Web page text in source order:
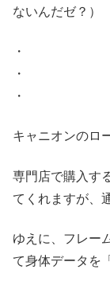
ないんだゼ？）
・
・
・
キャニオンのロ
専門店で購入す
てくれますが、
ゆえに、フレー
て身体データを